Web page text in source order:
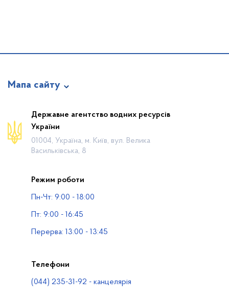
Мапа сайту
Про відомство
Діяльність
Громадянам
Публічна інформація
Водогосподарські організації
Державне агентство водних ресурсів
України
01004, Україна, м. Київ, вул. Велика
Васильківська, 8
Режим роботи
Пн-Чт: 9:00 - 18:00
Пт: 9:00 - 16:45
Перерва: 13:00 - 13:45
Телефони
(044) 235-31-92 - канцелярія